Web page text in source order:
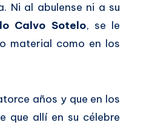
Ni al abulense ni a su
Calvo Sotelo, se le
material como en los
años y que en los
que allí en su célebre